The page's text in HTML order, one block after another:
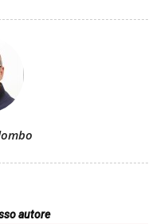
autore